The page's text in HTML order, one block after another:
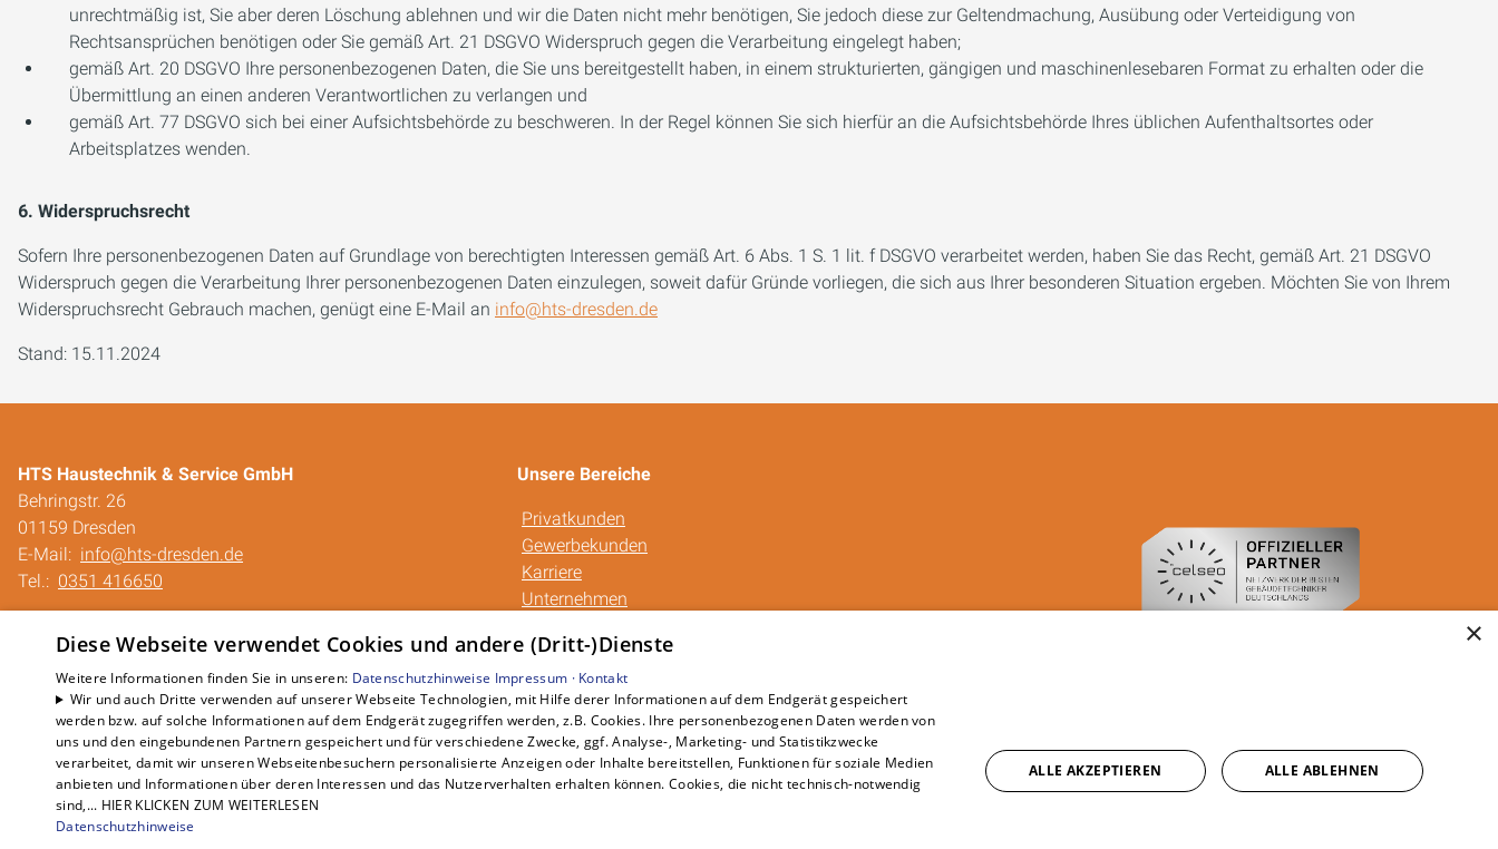
unrechtmäßig ist, Sie aber deren Löschung ablehnen und wir die Daten nicht mehr benötigen, Sie jedoch diese zur Geltendmachung, Ausübung oder Verteidigung von
Rechtsansprüchen benötigen oder Sie gemäß Art. 21 DSGVO Widerspruch gegen die Verarbeitung eingelegt haben;
gemäß Art. 20 DSGVO Ihre personenbezogenen Daten, die Sie uns bereitgestellt haben, in einem strukturierten, gängigen und maschinenlesebaren Format zu erhalten oder die
Übermittlung an einen anderen Verantwortlichen zu verlangen und
gemäß Art. 77 DSGVO sich bei einer Aufsichtsbehörde zu beschweren. In der Regel können Sie sich hierfür an die Aufsichtsbehörde Ihres üblichen Aufenthaltsortes oder
Arbeitsplatzes wenden.
6. Widerspruchsrecht
Sofern Ihre personenbezogenen Daten auf Grundlage von berechtigten Interessen gemäß Art. 6 Abs. 1 S. 1 lit. f DSGVO verarbeitet werden, haben Sie das Recht, gemäß Art. 21 DSGVO
Widerspruch gegen die Verarbeitung Ihrer personenbezogenen Daten einzulegen, soweit dafür Gründe vorliegen, die sich aus Ihrer besonderen Situation ergeben. Möchten Sie von Ihrem
Widerspruchsrecht Gebrauch machen, genügt eine E-Mail an info@hts-dresden.de
Stand: 15.11.2024
HTS Haustechnik & Service GmbH
Behringstr. 26
01159 Dresden
E-Mail: info@hts-dresden.de
Tel.: 0351 416650
Barrierefreiheitserklärung
Datenschutzerklärung
AGB
QUALICO
Unsere Bereiche
Privatkunden
Gewerbekunden
Karriere
Unternehmen
×
Diese Webseite verwendet Cookies und andere (Dritt-)Dienste
Weitere Informationen finden Sie in unseren: Datenschutzhinweise Impressum · Kontakt
Wir und auch Dritte verwenden auf unserer Webseite Technologien, mit Hilfe derer Informationen auf dem Endgerät gespeichert
werden bzw. auf solche Informationen auf dem Endgerät zugegriffen werden, z.B. Cookies. Ihre personenbezogenen Daten werden von
uns und den eingebundenen Partnern gespeichert und für verschiedene Zwecke, ggf. Analyse-, Marketing- und Statistikzwecke
verarbeitet, damit wir unseren Webseitenbesuchern personalisierte Anzeigen oder Inhalte bereitstellen, Funktionen für soziale Medien
anbieten und Informationen über deren Interessen und das Nutzerverhalten erhalten können. Cookies, die nicht technisch-notwendig
sind,... HIER KLICKEN ZUM WEITERLESEN
Datenschutzhinweise
ALLE AKZEPTIEREN ALLE ABLEHNEN